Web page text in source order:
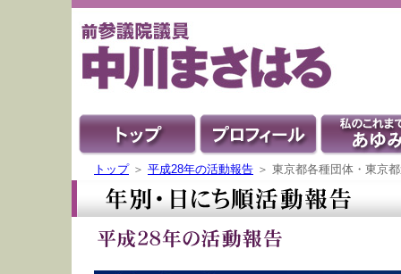
トップ＞ 平成28年の活動報告 ＞ 東京都各種団体・東京